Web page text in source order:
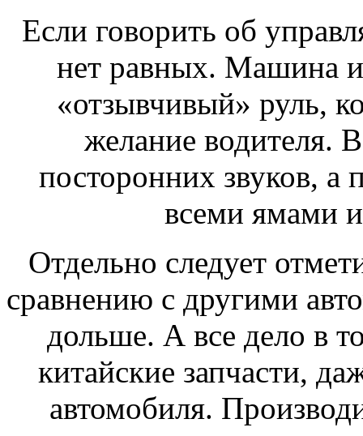
Если говорить об
нет равных. Машина
«отзывчивый» руль,
желание водителя.
посторонних звуков, а
всеми ямами
Отдельно следует
сравнению с другими
дольше. А все дело в
китайские запчасти,
автомобиля.